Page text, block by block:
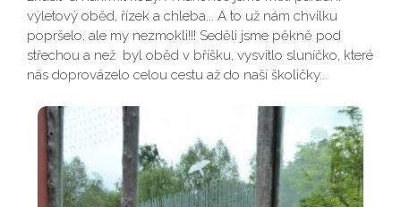
výletový oběd, řízek a chleba... A to už nám chvilku
popršelo, ale my nezmokli!!! Seděli jsme pěkně pod
střechou a než byl oběd v bříšku, vysvitlo sluníčko, které
nás doprovázelo celou cestu až do naší školičky...